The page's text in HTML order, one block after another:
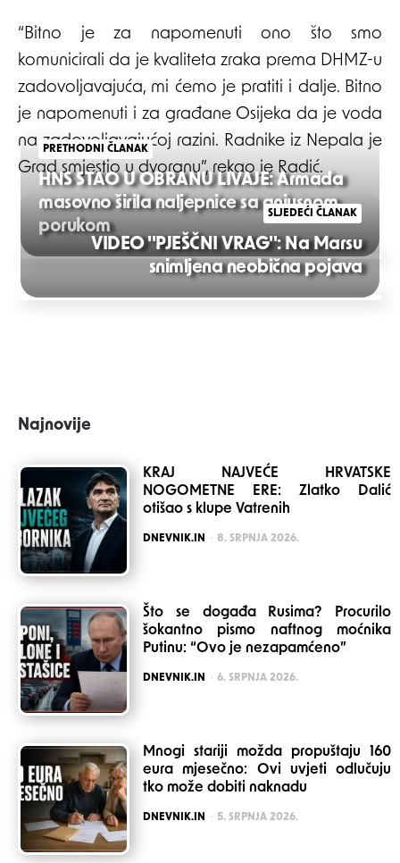
“Bitno je za napomenuti ono što smo
komunicirali da je kvaliteta zraka prema DHMZ-u
zadovoljavajuća, mi ćemo je pratiti i dalje. Bitno
je napomenuti i za građane Osijeka da je voda
na zadovoljavajućoj razini. Radnike iz Nepala je
Grad smjestio u dvoranu”, rekao je Radić.
Post
navigation
PRETHODNI ČLANAK
HNS STAO U OBRANU LIVAJE: Armada
masovno širila naljepnice sa gnjusnom
porukom
SLJEDEĆI ČLANAK
VIDEO ''PJEŠČNI VRAG'': Na Marsu
snimljena neobična pojava
Najnovije
KRAJ NAJVEĆE HRVATSKE
NOGOMETNE ERE: Zlatko Dalić
otišao s klupe Vatrenih
POSTED
DNEVNIK.IN 8. SRPNJA 2026.
Što se događa Rusima? Procurilo
šokantno pismo naftnog moćnika
Putinu: “Ovo je nezapamćeno”
POSTED
DNEVNIK.IN 6. SRPNJA 2026.
Mnogi stariji možda propuštaju 160
eura mjesečno: Ovi uvjeti odlučuju
tko može dobiti naknadu
POSTED
DNEVNIK.IN 5. SRPNJA 2026.